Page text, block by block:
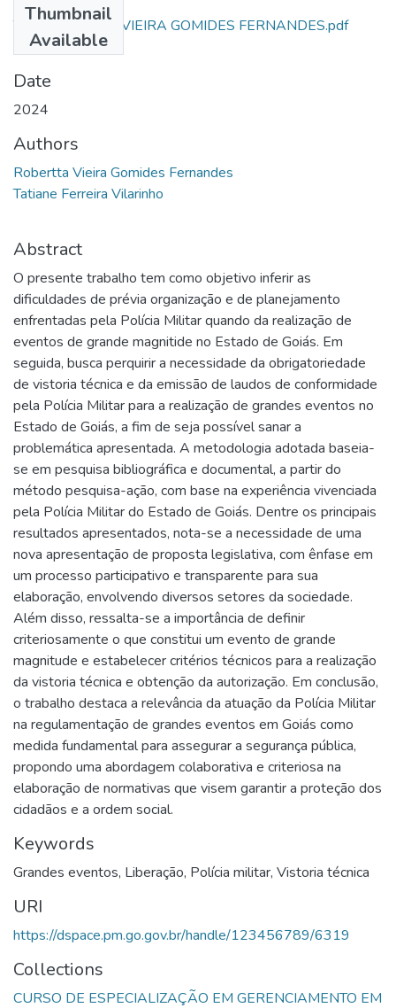
Thumbnail
Available
TCC - ROBERTA VIEIRA GOMIDES FERNANDES.pdf
(694.27 KB)
Date
2024
Authors
Robertta Vieira Gomides Fernandes
Tatiane Ferreira Vilarinho
Abstract
O presente trabalho tem como objetivo inferir as
dificuldades de prévia organização e de planejamento
enfrentadas pela Polícia Militar quando da realização de
eventos de grande magnitide no Estado de Goiás. Em
seguida, busca perquirir a necessidade da obrigatoriedade
de vistoria técnica e da emissão de laudos de conformidade
pela Polícia Militar para a realização de grandes eventos no
Estado de Goiás, a fim de seja possível sanar a
problemática apresentada. A metodologia adotada baseia-
se em pesquisa bibliográfica e documental, a partir do
método pesquisa-ação, com base na experiência vivenciada
pela Polícia Militar do Estado de Goiás. Dentre os principais
resultados apresentados, nota-se a necessidade de uma
nova apresentação de proposta legislativa, com ênfase em
um processo participativo e transparente para sua
elaboração, envolvendo diversos setores da sociedade.
Além disso, ressalta-se a importância de definir
criteriosamente o que constitui um evento de grande
magnitude e estabelecer critérios técnicos para a realização
da vistoria técnica e obtenção da autorização. Em conclusão,
o trabalho destaca a relevância da atuação da Polícia Militar
na regulamentação de grandes eventos em Goiás como
medida fundamental para assegurar a segurança pública,
propondo uma abordagem colaborativa e criteriosa na
elaboração de normativas que visem garantir a proteção dos
cidadãos e a ordem social.
Keywords
Grandes eventos, Liberação, Polícia militar, Vistoria técnica
URI
https://dspace.pm.go.gov.br/handle/123456789/6319
Collections
CURSO DE ESPECIALIZAÇÃO EM GERENCIAMENTO EM